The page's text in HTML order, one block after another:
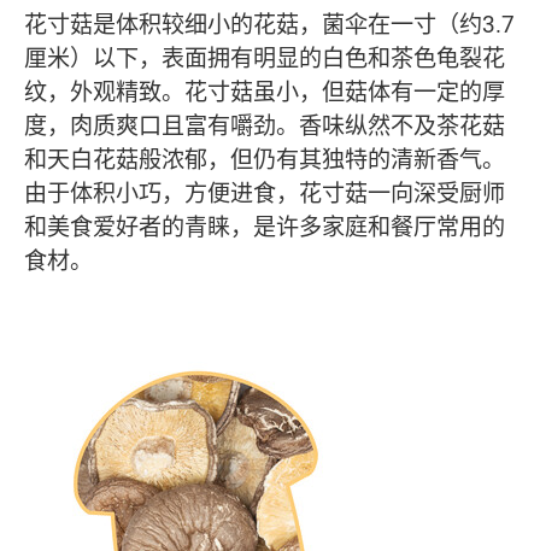
花寸菇是体积较细小的花菇，菌伞在一寸（约3.7
厘米）以下，表面拥有明显的白色和茶色龟裂花
纹，外观精致。花寸菇虽小，但菇体有一定的厚
度，肉质爽口且富有嚼劲。香味纵然不及茶花菇
和天白花菇般浓郁，但仍有其独特的清新香气。
由于体积小巧，方便进食，花寸菇一向深受厨师
和美食爱好者的青睐，是许多家庭和餐厅常用的
食材。